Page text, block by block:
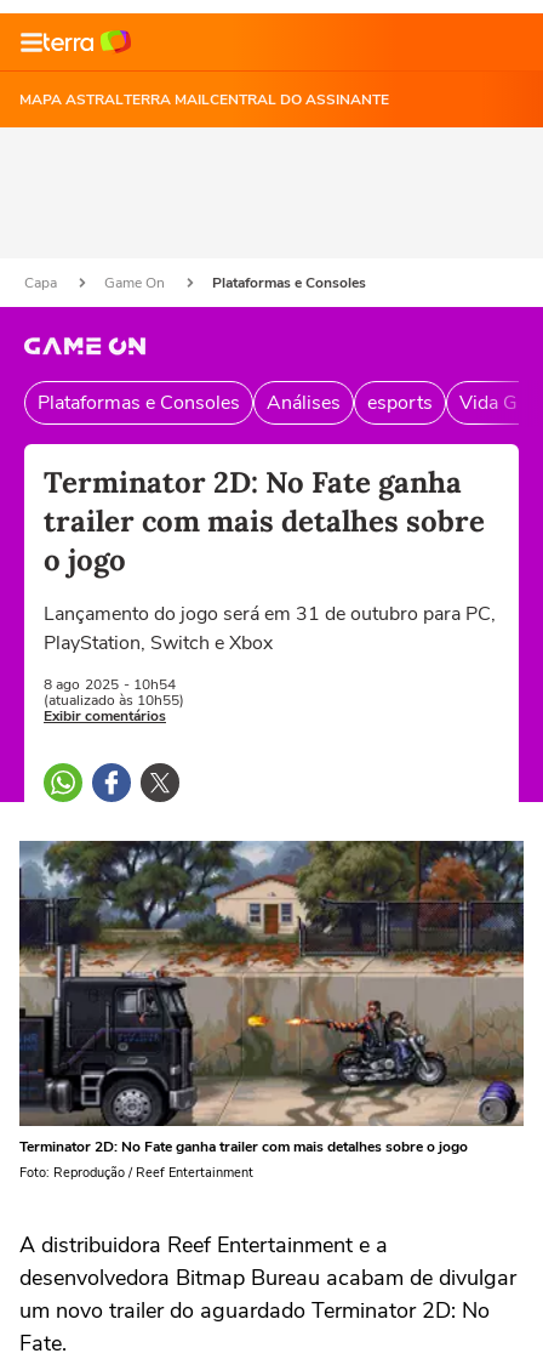
MAPA ASTRALTERRA MAILCENTRAL DO ASSINANTE
Capa Game On Plataformas e Consoles
Plataformas e Consoles Análises esports Vida
Terminator 2D: No Fate ganha
trailer com mais detalhes sobre
o jogo
Lançamento do jogo será em 31 de outubro para PC,
PlayStation, Switch e Xbox
8 ago 2025 - 10h54
(atualizado às 10h55)
Exibir comentários
Terminator 2D: No Fate ganha trailer com mais detalhes sobre o jogo
Foto: Reprodução / Reef Entertainment
A distribuidora Reef Entertainment e a
desenvolvedora Bitmap Bureau acabam de divulgar
um novo trailer do aguardado Terminator 2D: No
Fate.